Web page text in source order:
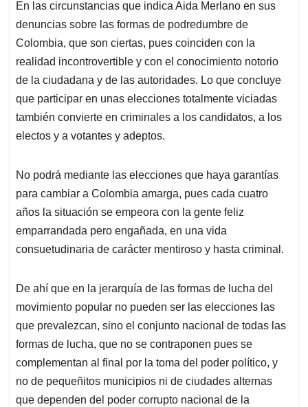
s
A
p
p
b
o
o
k
e
d
I
n
l
a
d
s
En las circunstancias que indica Aida Merlano en sus
denuncias sobre las formas de podredumbre de
Colombia, que son ciertas, pues coinciden con la
realidad incontrovertible y con el conocimiento notorio
de la ciudadana y de las autoridades. Lo que concluye
que participar en unas elecciones totalmente viciadas
también convierte en criminales a los candidatos, a los
electos y a votantes y adeptos.
No podrá mediante las elecciones que haya garantías
para cambiar a Colombia amarga, pues cada cuatro
años la situación se empeora con la gente feliz
emparrandada pero engañada, en una vida
consuetudinaria de carácter mentiroso y hasta criminal.
De ahí que en la jerarquía de las formas de lucha del
movimiento popular no pueden ser las elecciones las
que prevalezcan, sino el conjunto nacional de todas las
formas de lucha, que no se contraponen pues se
complementan al final por la toma del poder político, y
no de pequeñitos municipios ni de ciudades alternas
que dependen del poder corrupto nacional de la